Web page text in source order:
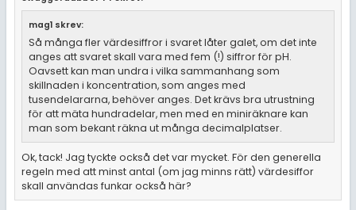
mag1 skrev:
Så många fler värdesiffror i svaret låter galet, om det inte
anges att svaret skall vara med fem (!) siffror för pH.
Oavsett kan man undra i vilka sammanhang som
skillnaden i koncentration, som anges med
tusendelararna, behöver anges. Det krävs bra utrustning
för att mäta hundradelar, men med en miniräknare kan
man som bekant räkna ut många decimalplatser.
Ok, tack! Jag tyckte också det var mycket. För den generella
regeln med att minst antal (om jag minns rätt) värdesiffor
skall användas funkar också här?